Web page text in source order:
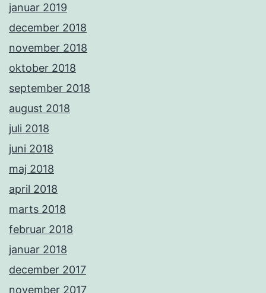
januar 2019
december 2018
november 2018
oktober 2018
september 2018
august 2018
juli 2018
juni 2018
maj 2018
april 2018
marts 2018
februar 2018
januar 2018
december 2017
november 2017